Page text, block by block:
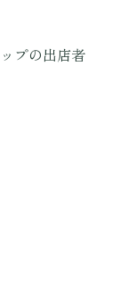
プの出店者